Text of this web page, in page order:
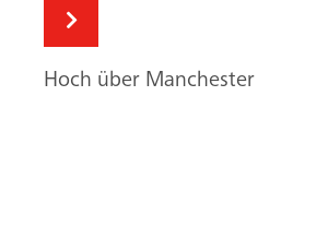
Hoch über Manchester